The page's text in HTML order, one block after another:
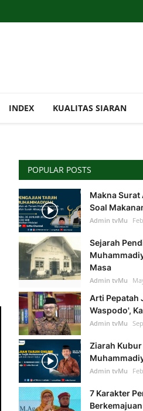
INDEX KUALITAS SIARAN
POPULAR POSTS
Makna Surat
Soal
Admin tvMu
Sejarah
Masa
Admin tvMu
Arti Pepatah
Waspodo',
Admin tvMu
Ziarah
Admin tvMu
7 Karakter
Berkemajuan